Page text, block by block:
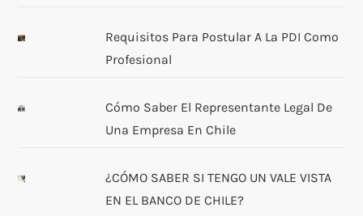
Requisitos Para Postular A La PDI Como
Profesional
Cómo Saber El Representante Legal De
Una Empresa En Chile
¿CÓMO SABER SI TENGO UN VALE VISTA
EN EL BANCO DE CHILE?